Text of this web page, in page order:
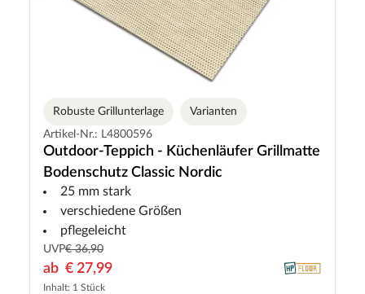
Robuste Grillunterlage
Varianten
Artikel-Nr.: L4800596
Outdoor-Teppich - Küchenläufer Grillmatte
Bodenschutz Classic Nordic
25 mm stark
verschiedene Größen
pflegeleicht
UVP€ 36,90
ab € 27,99
Inhalt: 1 Stück